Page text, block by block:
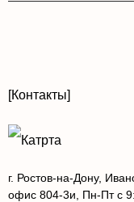
[Контакты]
г. Ростов-на-Дону,
офис 804-3и, Пн-Пт с